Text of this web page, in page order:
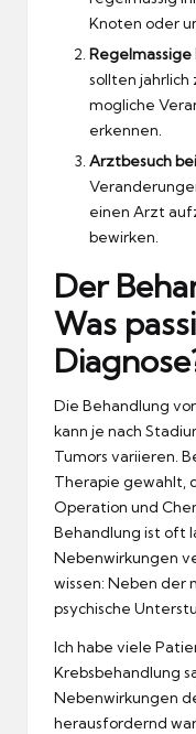
Knoten oder
sollten jahrlich
mogliche
erkennen.
Arztbesuch
einen Arzt
bewirken.
Der
Was
Die Behandlung
kann je nach
Tumors variieren.
Therapie gewahlt,
Operation und
Behandlung ist oft
Nebenwirkungen
wissen: Neben der
psychische
Ich habe viele
Krebsbehandlung
Nebenwirkungen
herausfordernd